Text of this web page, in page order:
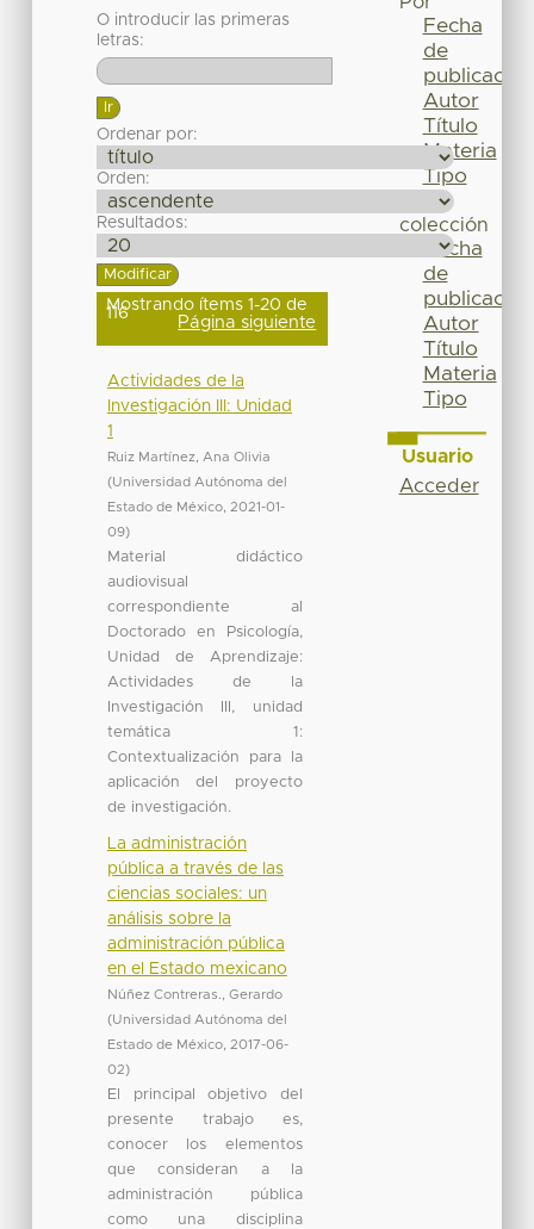
O introducir las primeras
letras:
Ordenar por:
Orden:
Resultados:
Mostrando ítems 1-20 de
116 Página siguiente
Actividades de la
Investigación III: Unidad
1
Ruiz Martínez, Ana Olivia
(Universidad Autónoma del
Estado de México, 2021-01-
09)
Material didáctico
audiovisual
correspondiente al
Doctorado en Psicología,
Unidad de Aprendizaje:
Actividades de la
Investigación III, unidad
temática 1:
Contextualización para la
aplicación del proyecto
de investigación.
La administración
pública a través de las
ciencias sociales: un
análisis sobre la
administración pública
en el Estado mexicano
Núñez Contreras., Gerardo
(Universidad Autónoma del
Estado de México, 2017-06-
02)
El principal objetivo del
presente trabajo es,
conocer los elementos
que consideran a la
administración pública
como una disciplina
Fecha
de
publicación
Autor
Título
Materia
Tipo
colección
Fecha
de
publicación
Autor
Título
Materia
Tipo
Usuario
Acceder